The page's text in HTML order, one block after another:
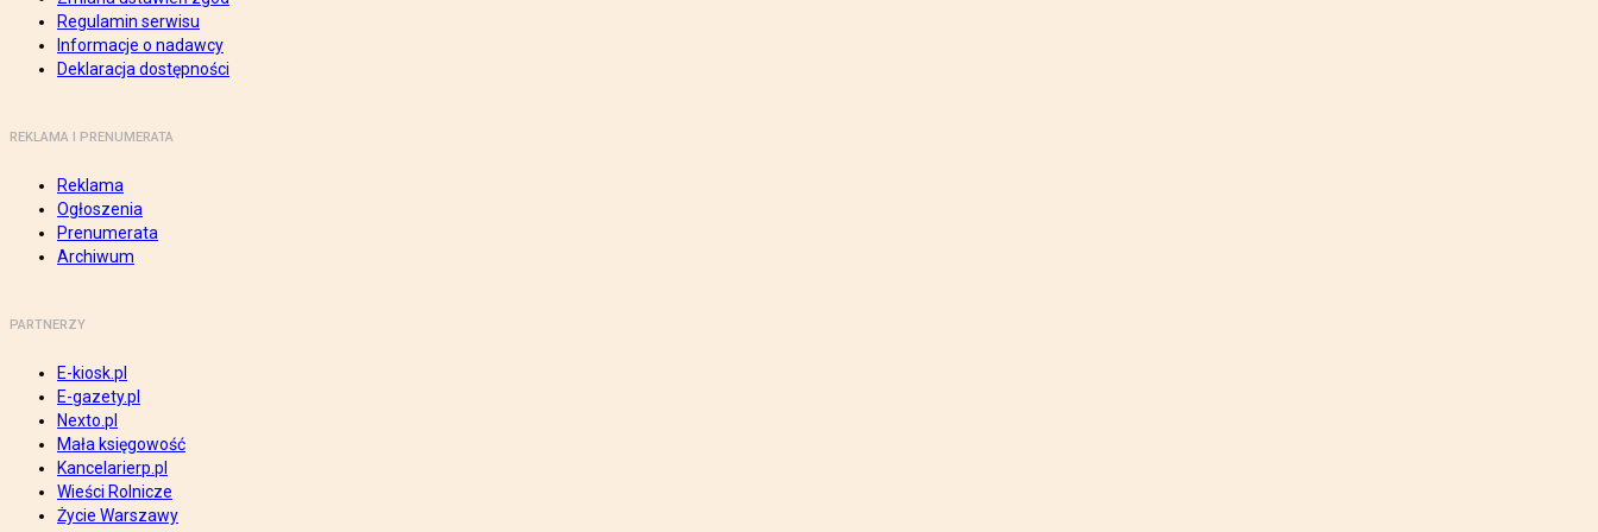
Regulamin serwisu
Informacje o nadawcy
Deklaracja dostępności
REKLAMA I PRENUMERATA
Reklama
Ogłoszenia
Prenumerata
Archiwum
PARTNERZY
E-kiosk.pl
E-gazety.pl
Nexto.pl
Mała księgowość
Kancelarierp.pl
Wieści Rolnicze
Życie Warszawy